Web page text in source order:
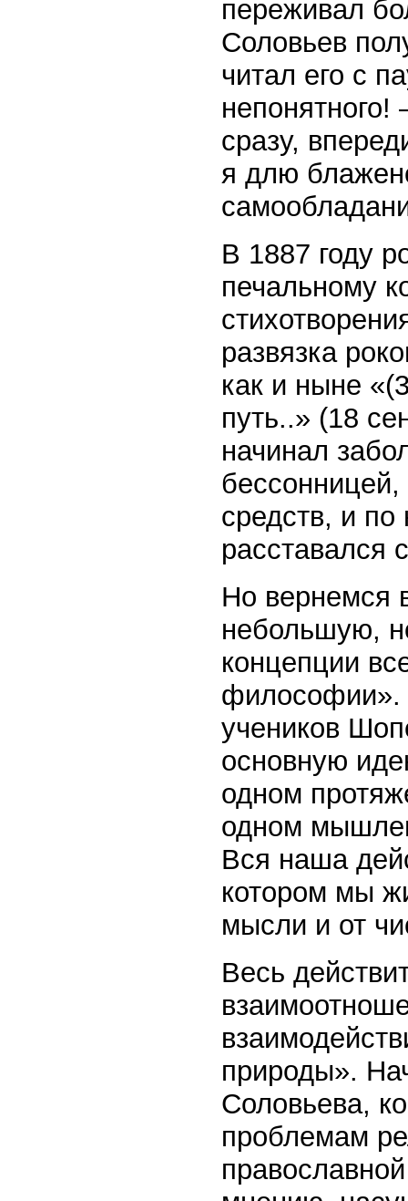
переживал
Соловьев
читал его с
сразу,
я длю
В 1887 году
печальному
развязка
как и ныне
путь..» (18
начинал
бессонницей,
средств, и
Но вернемся
небольшую,
концепции
философии».
учеников
основную
одном
одном
Вся наша
котором мы
мысли и от
Весь
природы».
Соловьева,
проблемам